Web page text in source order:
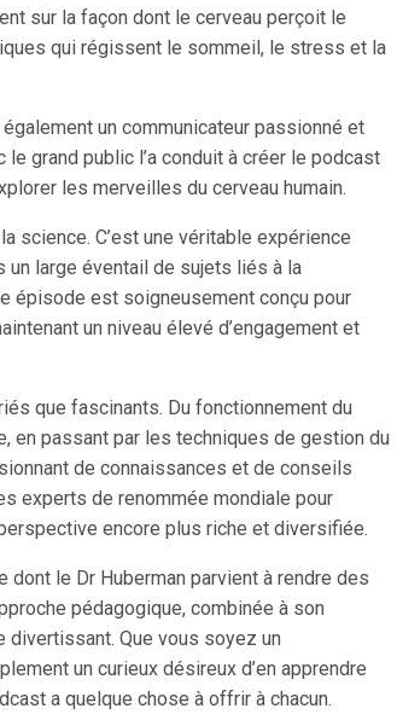
sur la façon dont le cerveau perçoit le
qui régissent le sommeil, le stress et la
un communicateur passionné et
grand public l’a conduit à créer le podcast
les merveilles du cerveau humain.
science. C’est une véritable expérience
un large éventail de sujets liés à la
épisode est soigneusement conçu pour
un niveau élevé d’engagement et
que fascinants. Du fonctionnement du
en passant par les techniques de gestion du
de connaissances et de conseils
experts de renommée mondiale pour
encore plus riche et diversifiée.
dont le Dr Huberman parvient à rendre des
pédagogique, combinée à son
divertissant. Que vous soyez un
un curieux désireux d’en apprendre
a quelque chose à offrir à chacun.